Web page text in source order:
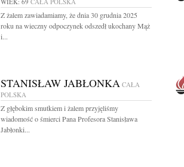
Z żalem zawiadamiamy, że dnia 30 grudnia 2025
roku na wieczny odpoczynek odszedł ukochany Mąż
i...
STANISŁAW JABŁONKA CAŁA
POLSKA
Z głębokim smutkiem i żalem przyjęliśmy
wiadomość o śmierci Pana Profesora Stanisława
Jabłonki...